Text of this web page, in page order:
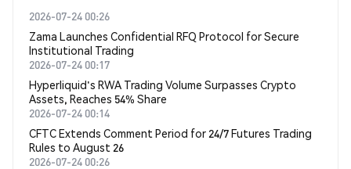
2026-07-24 00:26
Zama Launches Confidential RFQ Protocol for Secure
Institutional Trading
2026-07-24 00:17
Hyperliquid's RWA Trading Volume Surpasses Crypto
Assets, Reaches 54% Share
2026-07-24 00:14
CFTC Extends Comment Period for 24/7 Futures Trading
Rules to August 26
2026-07-24 00:26